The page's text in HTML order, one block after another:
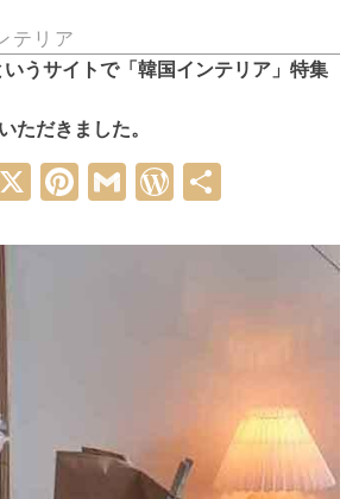
テリア
いうサイトで「韓国インテリア」特集
ただきました。
X Pinterest
GmailWordPress